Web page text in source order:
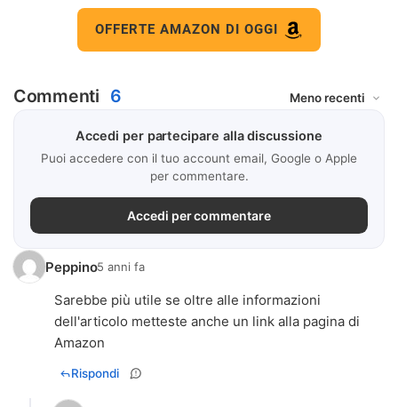
OFFERTE AMAZON DI OGGI
Commenti 6
Accedi per partecipare alla discussione
Puoi accedere con il tuo account email, Google o Apple
per commentare.
Accedi per commentare
Peppino5 anni fa
Sarebbe più utile se oltre alle informazioni
dell'articolo metteste anche un link alla pagina di
Amazon
Rispondi